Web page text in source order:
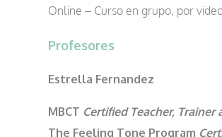
Online – Curso en grupo, por
Profesores
Estrella Fernandez
MBCT Certified Teacher, Trainer
The Feeling Tone Program